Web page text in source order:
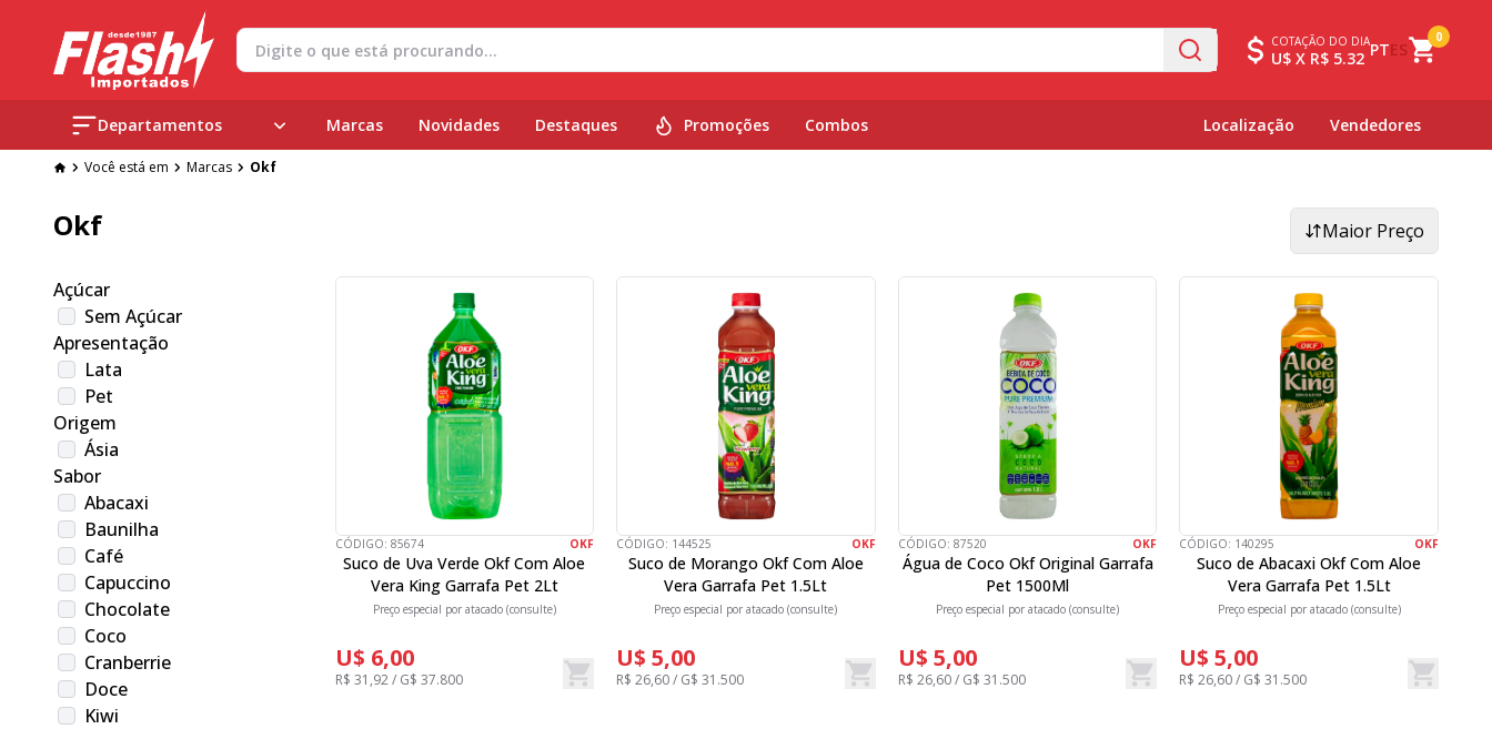
COTAÇÃO DO DIA
U$ X R$ 5.32 PTES
0
Departamentos Marcas Novidades Destaques Promoções Combos Localização Vendedores
Você está em Marcas Okf
Okf Maior Preço
Açúcar
Sem Açúcar
Apresentação
Lata
Pet
Origem
Ásia
Sabor
Abacaxi
Baunilha
Café
Capuccino
Chocolate
Coco
Cranberrie
Doce
Kiwi
CÓDIGO: 85674 OKF
Suco de Uva Verde Okf Com Aloe
Vera King Garrafa Pet 2Lt
Preço especial por atacado (consulte)
U$ 6,00
R$ 31,92 / G$ 37.800
CÓDIGO: 144525 OKF
Suco de Morango Okf Com Aloe
Vera Garrafa Pet 1.5Lt
Preço especial por atacado (consulte)
U$ 5,00
R$ 26,60 / G$ 31.500
CÓDIGO: 87520 OKF
Água de Coco Okf Original Garrafa
Pet 1500Ml
Preço especial por atacado (consulte)
U$ 5,00
R$ 26,60 / G$ 31.500
CÓDIGO: 140295 OKF
Suco de Abacaxi Okf Com Aloe
Vera Garrafa Pet 1.5Lt
Preço especial por atacado (consulte)
U$ 5,00
R$ 26,60 / G$ 31.500